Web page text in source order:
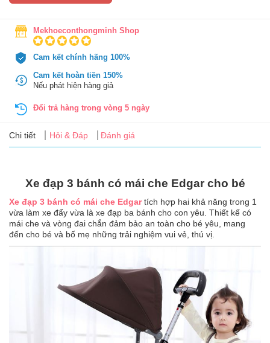
FAQ Mekhoeconthongminh Shop
Cam kết chính hãng 100%
Cam kết hoàn tiền 150%
Nếu phát hiện hàng giả
Đổi trả hàng trong vòng 5 ngày
Chi tiết Hỏi & Đáp Đánh giá
Xe đạp 3 bánh có mái che Edgar cho bé
Xe đạp 3 bánh có mái che Edgartích hợp hai khả năng trong 1
vừa làm xe đẩy vừa là xe đạp ba bánh cho con yêu. Thiết kế có
mái che và vòng đai chắn đảm bảo an toàn cho bé yêu, mang
đến cho bé và bố mẹ những trải nghiệm vui vẻ, thú vị.